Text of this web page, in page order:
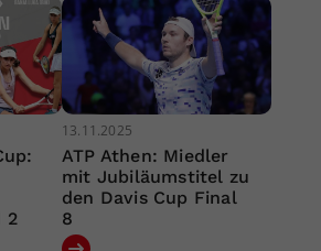
2
13.11.2025
ATP Athen: Miedler
mit Jubiläumstitel zu
den Davis Cup Final
8